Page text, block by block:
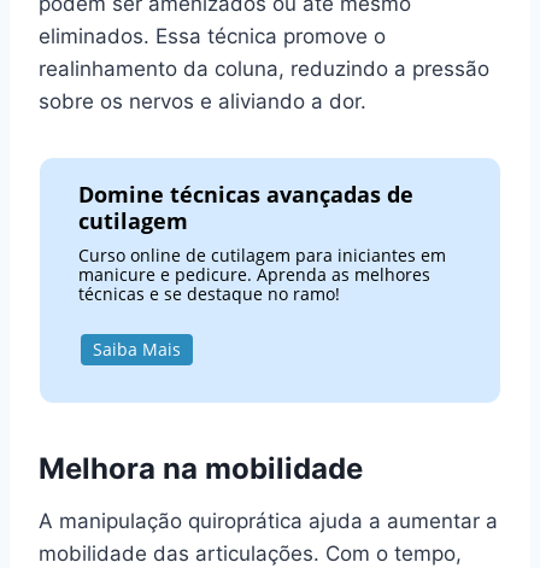
eliminados. Essa técnica promove o
realinhamento da coluna, reduzindo a pressão
sobre os nervos e aliviando a dor.
Domine técnicas avançadas de
cutilagem
Curso online de cutilagem para iniciantes em
manicure e pedicure. Aprenda as melhores
técnicas e se destaque no ramo!
Saiba Mais
Melhora na mobilidade
A manipulação quiroprática ajuda a aumentar a
mobilidade das articulações. Com o tempo,